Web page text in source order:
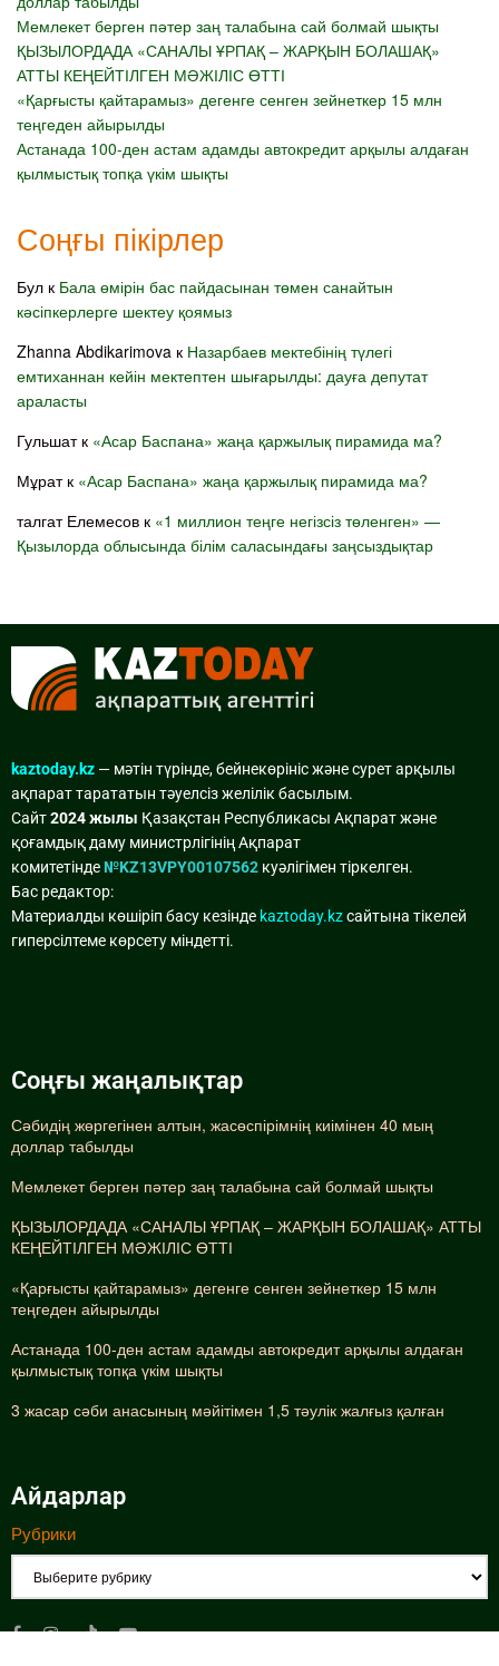
Мемлекет берген пәтер заң талабына сай болмай шықты
ҚЫЗЫЛОРДАДА «САНАЛЫ ҰРПАҚ – ЖАРҚЫН БОЛАШАҚ»
АТТЫ КЕҢЕЙТІЛГЕН МӘЖІЛІС ӨТТІ
«Қарғысты қайтарамыз» дегенге сенген зейнеткер 15 млн
теңгеден айырылды
Астанада 100-ден астам адамды автокредит арқылы алдаған
қылмыстық топқа үкім шықты
Соңғы пікірлер
Бул к Бала өмірін бас пайдасынан төмен санайтын
кәсіпкерлерге шектеу қоямыз
Zhanna Abdikarimova к Назарбаев мектебінің түлегі
емтиханнан кейін мектептен шығарылды: дауға депутат
араласты
Гульшатк «Асар Баспана» жаңа қаржылық пирамида ма?
Мұратк «Асар Баспана» жаңа қаржылық пирамида ма?
талгат Елемесов к «1 миллион теңге негізсіз төленген» —
Қызылорда облысында білім саласындағы заңсыздықтар
kaztoday.kz — мәтін түрінде, бейнекөрініс және сурет арқылы
ақпарат тарататын тәуелсіз желілік басылым.
Сайт2024 жылы Қазақстан Республикасы Ақпарат және
қоғамдық даму министрлігінің Ақпарат
комитетінде№KZ13VPY00107562 куәлігімен тіркелген.
Бас редактор:
Материалды көшіріп басу кезінде kaztoday.kzсайтына тікелей
гиперсілтеме көрсету міндетті.
Соңғы жаңалықтар
Сәбидің жөргегінен алтын, жасөспірімнің киімінен 40 мың
доллар табылды
Мемлекет берген пәтер заң талабына сай болмай шықты
ҚЫЗЫЛОРДАДА «САНАЛЫ ҰРПАҚ – ЖАРҚЫН БОЛАШАҚ» АТТЫ
КЕҢЕЙТІЛГЕН МӘЖІЛІС ӨТТІ
«Қарғысты қайтарамыз» дегенге сенген зейнеткер 15 млн
теңгеден айырылды
Астанада 100-ден астам адамды автокредит арқылы алдаған
қылмыстық топқа үкім шықты
3 жасар сәби анасының мәйітімен 1,5 тәулік жалғыз қалған
Айдарлар
Рубрики